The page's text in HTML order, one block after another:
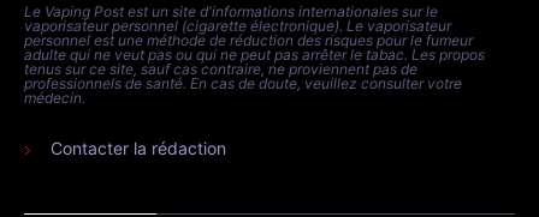
Le Vaping Post est un site d'informations internationales sur le
vaporisateur personnel (cigarette électronique). Le vaporisateur
personnel est une méthode de réduction des risques pour le fumeur
adulte qui ne veut pas ou qui ne peut pas arrêter le tabac. Les propos
tenus sur ce site, sauf cas contraire, ne proviennent pas de
professionnels de santé. En cas de doute, veuillez consulter votre
médecin.
Contacter la rédaction